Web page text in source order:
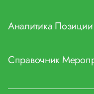
Аналитика
Справочник